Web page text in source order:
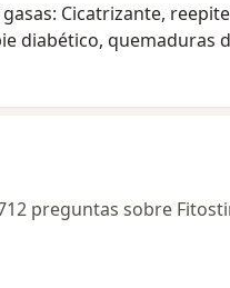
Cicatrizante,
diabético,
preguntas sobre